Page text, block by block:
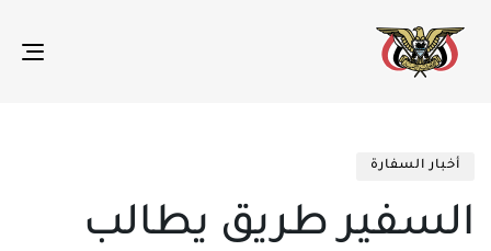
أخبار السفارة
السفير طريق يطالب